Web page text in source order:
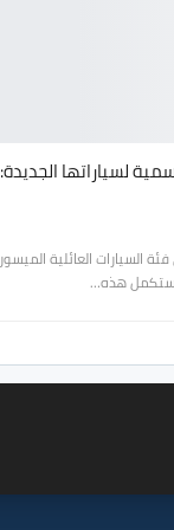
لسياراتها الجديدة:
السيارات العائلية